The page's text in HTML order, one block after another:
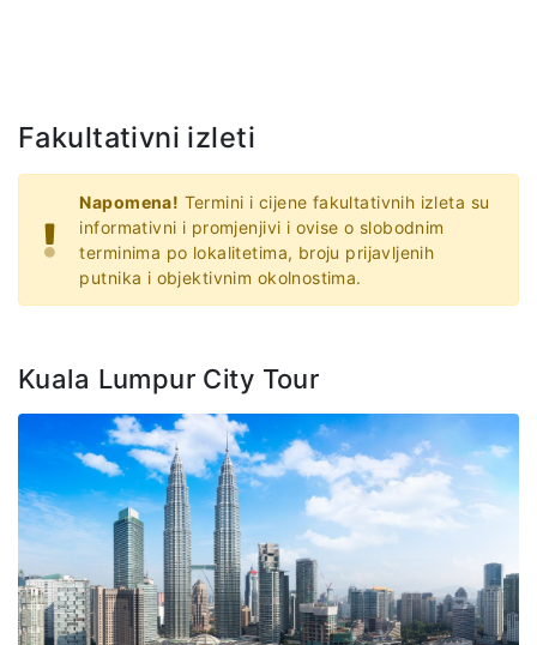
Fakultativni izleti
Napomena! Termini i cijene fakultativnih izleta su
informativni i promjenjivi i ovise o slobodnim
terminima po lokalitetima, broju prijavljenih
putnika i objektivnim okolnostima.
Kuala Lumpur City Tour